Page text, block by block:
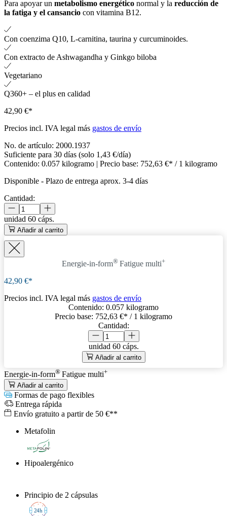
Para apoyar un metabolismo energético normal y la reducción de
la fatiga y el cansancio con vitamina B12.
Con coenzima Q10, L-carnitina, taurina y curcuminoides.
Con extracto de Ashwagandha y Ginkgo biloba
Vegetariano
Q360+ – el plus en calidad
42,90 €*
Precios incl. IVA legal más gastos de envío
No. de artículo: 2000.1937
Suficiente para 30 días (solo 1,43 €/día)
Contenido: 0.057 kilogramo | Precio base: 752,63 €* / 1 kilogramo
Disponible - Plazo de entrega aprox. 3-4 días
Cantidad:
unidad 60 cáps.
Añadir al carrito
Energie-in-form® Fatigue multi+
42,90 €*
Precios incl. IVA legal más gastos de envío
Contenido: 0.057 kilogramo
Precio base: 752,63 €* / 1 kilogramo
Cantidad:
unidad 60 cáps.
Añadir al carrito
Energie-in-form® Fatigue multi+
Añadir al carrito
Formas de pago flexibles
Entrega rápida
Envío gratuito a partir de 50 €**
Metafolin
®
Hipoalergénico
Principio de 2 cápsulas
24h